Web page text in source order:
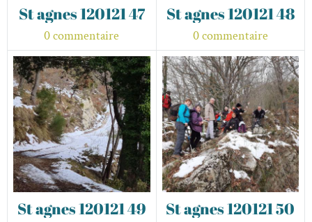
St agnes 120121 47
0 commentaire
St agnes 120121 48
0 commentaire
St agnes 120121 49 St agnes 120121 50